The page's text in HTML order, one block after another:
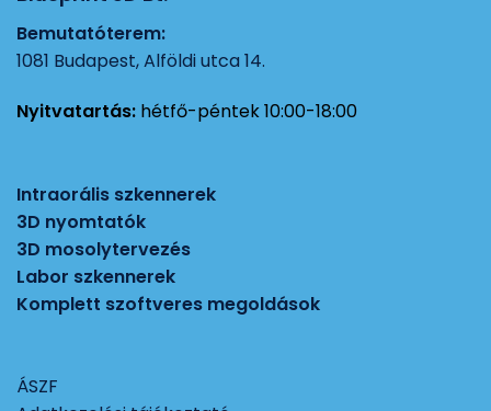
Bemutatóterem:
1081 Budapest, Alföldi utca 14.
Nyitvatartás: hétfő-péntek 10:00-18:00
Intraorális szkennerek
3D nyomtatók
3D mosolytervezés
Labor szkennerek
Komplett szoftveres megoldások
ÁSZF